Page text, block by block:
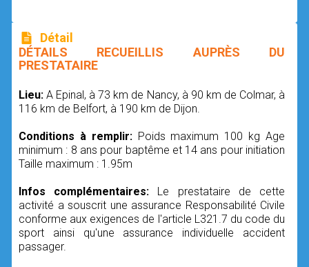
Détail
DÉTAILS RECUEILLIS AUPRÈS DU
PRESTATAIRE
Lieu:A Epinal, à 73 km de Nancy, à 90 km de Colmar, à
116 km de Belfort, à 190 km de Dijon.
Conditions à remplir: Poids maximum 100 kg Age
minimum : 8 ans pour baptême et 14 ans pour initiation
Taille maximum : 1.95m
Infos complémentaires: Le prestataire de cette
activité a souscrit une assurance Responsabilité Civile
conforme aux exigences de l'article L321.7 du code du
sport ainsi qu'une assurance individuelle accident
passager.